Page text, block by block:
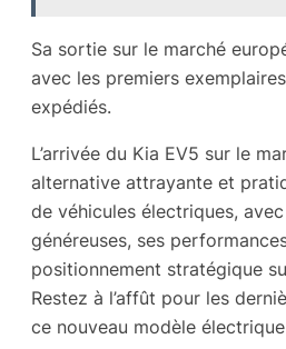
Sa sortie sur le marché
avec les premiers
expédiés.
L’arrivée du Kia EV5 sur le
alternative attrayante et
de véhicules électriques,
généreuses, ses
positionnement stratégique
Restez à l’affût pour les
ce nouveau modèle